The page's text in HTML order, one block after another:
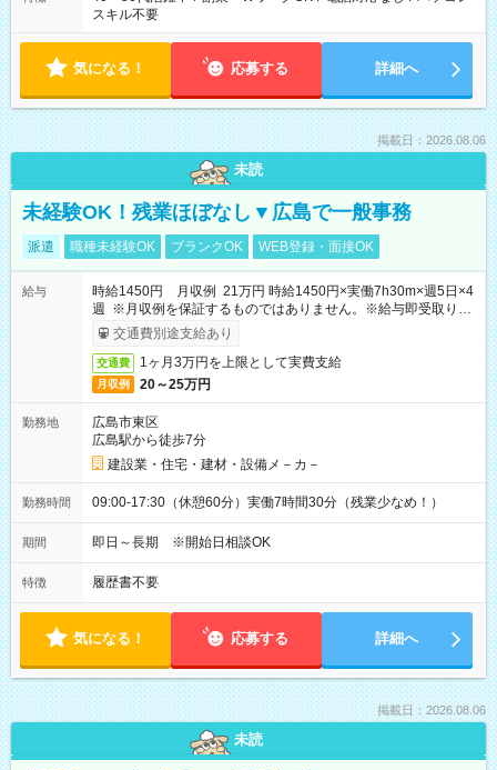
スキル不要
気になる！ 応募する 詳細へ
掲載日：2026.08.06
未読
未経験OK！残業ほぼなし▼広島で一般事務
派遣 職種未経験OK ブランクOK WEB登録・面接OK
給与
時給1450円 月収例 21万円 時給1450円×実働7h30m×週5日×4
週 ※月収例を保証するものではありません。※給与即受取りサ
ービス利用可（利用条件有）
交通費別途支給あり
交通費 1ヶ月3万円を上限として実費支給
月収例 20～25万円
勤務地
広島市東区
広島駅から徒歩7分
建設業・住宅・建材・設備メ－カ－
勤務時間 09:00-17:30（休憩60分）実働7時間30分（残業少なめ！）
期間 即日～長期 ※開始日相談OK
特徴 履歴書不要
気になる！ 応募する 詳細へ
掲載日：2026.08.06
未読